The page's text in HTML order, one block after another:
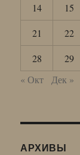
14
15
21
22
28
29
« Окт
Дек »
АРХИВЫ